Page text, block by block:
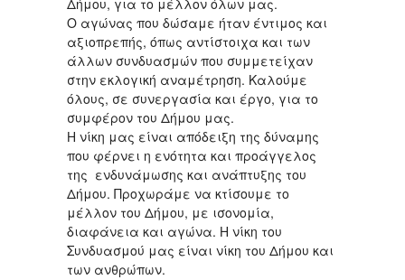
Δήμου, για το μέλλον όλων μας.
Ο αγώνας που δώσαμε ήταν έντιμος και
αξιοπρεπής, όπως αντίστοιχα και των
άλλων συνδυασμών που συμμετείχαν
στην εκλογική αναμέτρηση. Καλούμε
όλους, σε συνεργασία και έργο, για το
συμφέρον του Δήμου μας.
Η νίκη μας είναι απόδειξη της δύναμης
που φέρνει η ενότητα και προάγγελος
της ενδυνάμωσης και ανάπτυξης του
Δήμου. Προχωράμε να κτίσουμε το
μέλλον του Δήμου, με ισονομία,
διαφάνεια και αγώνα. Η νίκη του
Συνδυασμού μας είναι νίκη του Δήμου και
των ανθρώπων.